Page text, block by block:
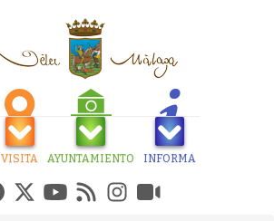
VISITA AYUNTAMIENTO INFORMA